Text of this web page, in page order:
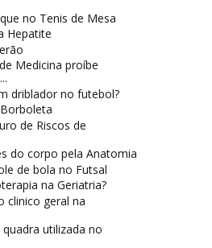
no Tenis de Mesa
Hepatite
Medicina proíbe
driblador no futebol?
de Riscos de
do corpo pela Anatomia
de bola no Futsal
na Geriatria?
clinico geral na
utilizada no